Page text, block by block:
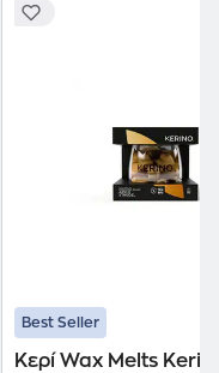
Best Seller
Κερί Wax Melts